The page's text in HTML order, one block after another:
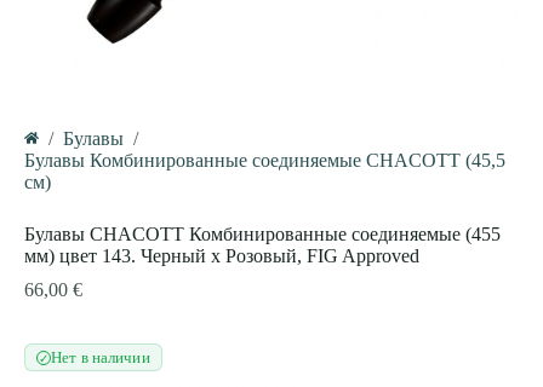
Главная
/ Булавы /
Булавы Комбинированные соединяемые CHACOTT (45,5
см)
Булавы CHACOTT Комбинированные соединяемые (455
мм) цвет 143. Черный x Розовый, FIG Approved
66,00 €
✓Нет в наличии